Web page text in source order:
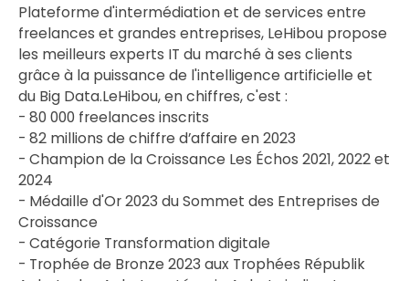
Plateforme d'intermédiation et de services entre
freelances et grandes entreprises, LeHibou propose
les meilleurs experts IT du marché à ses clients
grâce à la puissance de l'intelligence artificielle et
du Big Data.LeHibou, en chiffres, c'est :
- 80 000 freelances inscrits
- 82 millions de chiffre d’affaire en 2023
- Champion de la Croissance Les Échos 2021, 2022 et
2024
- Médaille d'Or 2023 du Sommet des Entreprises de
Croissance
- Catégorie Transformation digitale
- Trophée de Bronze 2023 aux Trophées Républik